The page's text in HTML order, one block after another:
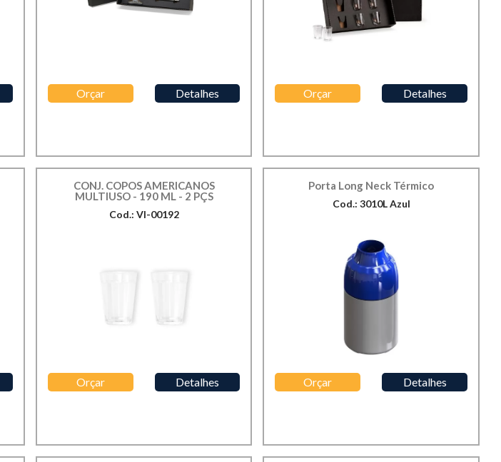
Orçar Detalhes Orçar Detalhes
CONJ. COPOS AMERICANOS
MULTIUSO - 190 ML - 2 PÇS
Cod.: VI-00192
Orçar Detalhes
Porta Long Neck Térmico
Cod.: 3010L Azul
Orçar Detalhes